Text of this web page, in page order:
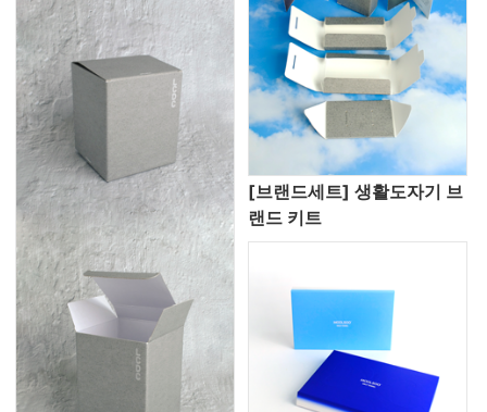
[브랜드세트] 생활도자기 브
랜드 키트